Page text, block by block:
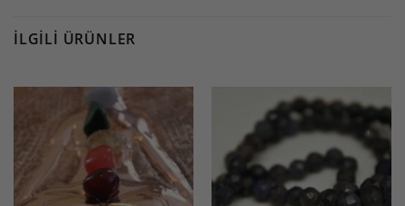
İLGILI ÜRÜNLER